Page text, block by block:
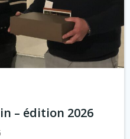
– édition 2026